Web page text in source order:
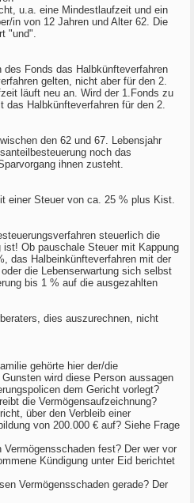
u.a. eine Mindestlaufzeit und ein
in von 12 Jahren und Alter 62. Die
"und".
Fonds das Halbkünfteverfahren
gelten, nicht aber für den 2.
läuft neu an. Wird der 1.Fonds zu
das Halbkünfteverfahren für den 2.
den 62 und 67. Lebensjahr
noch das
ihnen zusteht.
einer Steuer von ca. 25 % plus Kist.
steuerlich die
Ob pauschale Steuer mit Kappung
das Halbeinkünfteverfahren mit der
die Lebenserwartung sich selbst
bis 1 % auf die ausgezahlten
dies auszurechnen, nicht
gehörte hier der/die
wird diese Person aussagen
dem Gericht vorlegt?
die Vermögensaufzeichnung?
über den Verbleib einer
von 200.000 € auf? Siehe Frage
fest? Der wer vor
Kündigung unter Eid berichtet
Vermögensschaden gerade? Der